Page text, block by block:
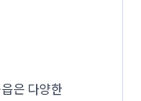
은 다양한